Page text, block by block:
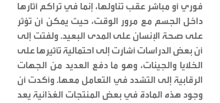
فوري أو مباشر عقب تناولها، إنما في تراكم آثارها
داخل الجسم مع مرور الوقت، حيث يمكن أن تؤثر
على صحة الإنسان على المدى البعيد. ولفتت إلى
أن بعض الدراسات أشارت إلى احتمالية تأثيرها على
الخلايا والجينات، وهو ما دفع العديد من الجهات
الرقابية إلى التشدد في التعامل معها. وأكدت أن
وجود هذه المادة في بعض المنتجات الغذائية يعد